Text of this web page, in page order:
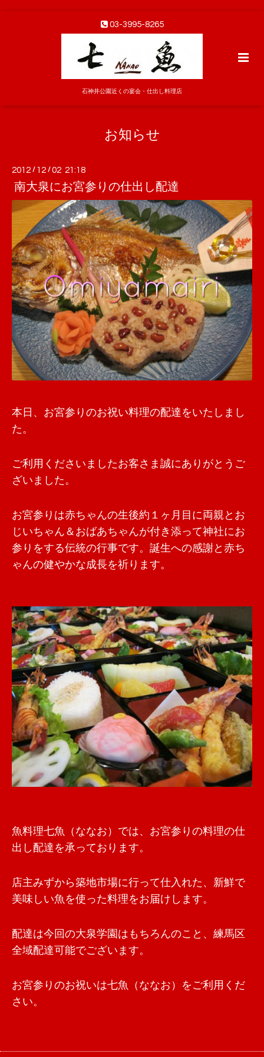
03-3995-8265
石神井公園近くの宴会・仕出し料理店
お知らせ
2012 / 12 /02 21:18
南大泉にお宮参りの仕出し配達
本日、お宮参りのお祝い料理の配達をいたしまし
た。
ご利用くださいましたお客さま誠にありがとうご
ざいました。
お宮参りは赤ちゃんの生後約１ヶ月目に両親とお
じいちゃん＆おばあちゃんが付き添って神社にお
参りをする伝統の行事です。誕生への感謝と赤ち
ゃんの健やかな成長を祈ります。
魚料理七魚（ななお）では、お宮参りの料理の仕
出し配達を承っております。
店主みずから築地市場に行って仕入れた、新鮮で
美味しい魚を使った料理をお届けします。
配達は今回の大泉学園はもちろんのこと、練馬区
全域配達可能でございます。
お宮参りのお祝いは七魚（ななお）をご利用くだ
さい。